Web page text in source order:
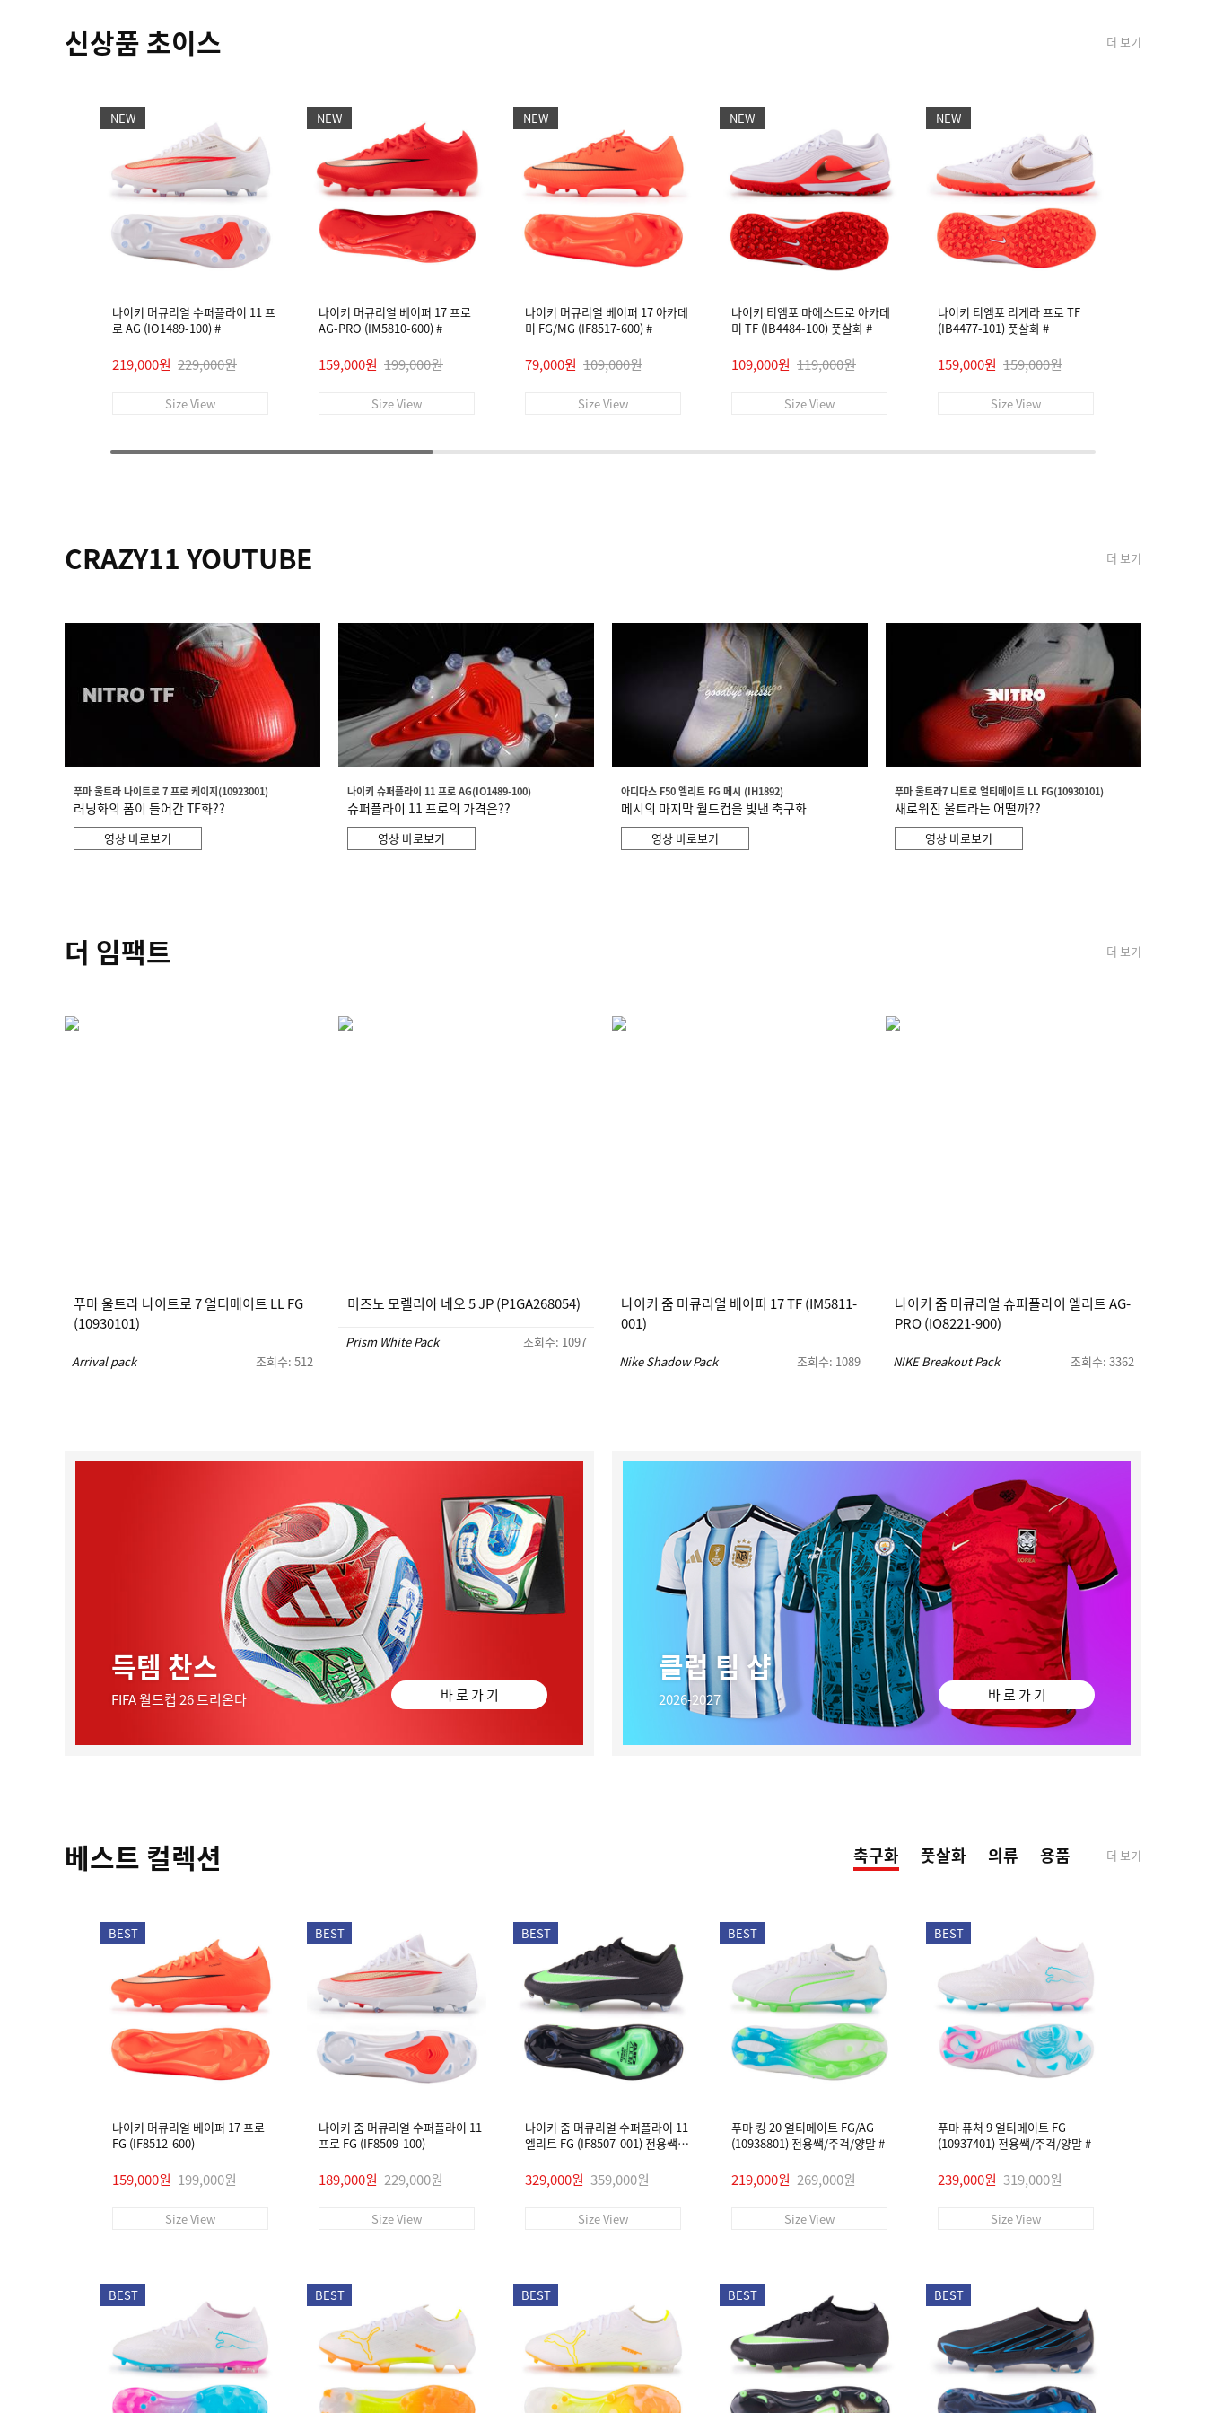
신상품 초이스 더 보기
NEW
나이키 머큐리얼 수퍼플라이 11 프
로 AG (IO1489-100) #
219,000원 229,000원
Size View
NEW
나이키 머큐리얼 베이퍼 17 프로
AG-PRO (IM5810-600) #
159,000원 199,000원
Size View
NEW
나이키 머큐리얼 베이퍼 17 아카데
미 FG/MG (IF8517-600) #
79,000원 109,000원
Size View
NEW
나이키 티엠포 마에스트로 아카데
미 TF (IB4484-100) 풋살화 #
109,000원 119,000원
Size View
NEW
나이키 티엠포 리게라 프로 TF
(IB4477-101) 풋살화 #
159,000원 159,000원
Size View
CRAZY11 YOUTUBE 더 보기
푸마 울트라 나이트로 7 프로 케이지(10923001)
러닝화의 폼이 들어간 TF화??
영상 바로보기
나이키 슈퍼플라이 11 프로 AG(IO1489-100)
슈퍼플라이 11 프로의 가격은??
영상 바로보기
아디다스 F50 엘리트 FG 메시 (IH1892)
메시의 마지막 월드컵을 빛낸 축구화
영상 바로보기
푸마 울트라7 니트로 얼티메이트 LL FG(10930101)
새로워진 울트라는 어떨까??
영상 바로보기
더 임팩트 더 보기
푸마 울트라 나이트로 7 얼티메이트 LL FG
(10930101)
Arrival pack 조회수: 512
미즈노 모렐리아 네오 5 JP (P1GA268054)
Prism White Pack 조회수: 1097
나이키 줌 머큐리얼 베이퍼 17 TF (IM5811-
001)
Nike Shadow Pack 조회수: 1089
나이키 줌 머큐리얼 슈퍼플라이 엘리트 AG-
PRO (IO8221-900)
NIKE Breakout Pack 조회수: 3362
득템 찬스
FIFA 월드컵 26 트리온다 바 로 가 기
클럽 팀 샵
2026-2027 바 로 가 기
베스트 컬렉션 축구화 풋살화 의류 용품 더 보기
BEST
나이키 머큐리얼 베이퍼 17 프로
FG (IF8512-600)
159,000원 199,000원
Size View
BEST
나이키 줌 머큐리얼 수퍼플라이 11
프로 FG (IF8509-100)
189,000원 229,000원
Size View
BEST
나이키 줌 머큐리얼 수퍼플라이 11
엘리트 FG (IF8507-001) 전용쌕/
329,000원 359,000원
Size View
BEST
푸마 킹 20 얼티메이트 FG/AG
(10938801) 전용쌕/주걱/양말 #
219,000원 269,000원
Size View
BEST
푸마 퓨처 9 얼티메이트 FG
(10937401) 전용쌕/주걱/양말 #
239,000원 319,000원
Size View
BEST BEST BEST BEST BEST